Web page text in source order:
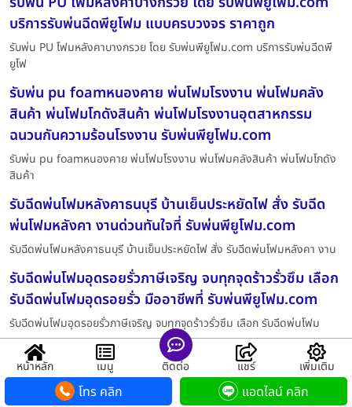
บริการรับพ่นฉีดพียูโฟม แบบครบวงจร ราคาถูก
รับพ่น PU โฟมหลังคาบางกรวย โดย รับพ่นพียูโฟม.com บริการรับพ่นฉีดพี
ยูโฟ
รับพ่น pu foamหนองคาย พ่นโฟมโรงงาน พ่นโฟมคลัง
สินค้า พ่นโฟมโกดังสินค้า พ่นโฟมโรงงานอุตสาหกรรม
ฉนวนกันความร้อนโรงงาน รับพ่นพียูโฟม.com
รับพ่น pu foamหนองคาย พ่นโฟมโรงงาน พ่นโฟมคลังสินค้า พ่นโฟมโกดัง
สินค้า
รับฉีดพ่นโฟมหลังคาธนบุรี บ้านเย็นประหยัดไฟ สั่ง รับฉีด
พ่นโฟมหลังคา งานด่วนทันใจที่ รับพ่นพียูโฟม.com
รับฉีดพ่นโฟมหลังคาธนบุรี บ้านเย็นประหยัดไฟ สั่ง รับฉีดพ่นโฟมหลังคา งาน
รับฉีดพ่นโฟมอุดรอยรั่วภาษีเจริญ จบทุกจุดร้าวรั่วซึม เลือก
รับฉีดพ่นโฟมอุดรอยรั่ว มืออาชีพที่ รับพ่นพียูโฟม.com
รับฉีดพ่นโฟมอุดรอยรั่วภาษีเจริญ จบทุกจุดร้าวรั่วซึม เลือก รับฉีดพ่นโฟม
รับพ่นโฟมกันความร้อนไทรน้อย โดย รับพ่นพียูโฟม.com
บริการรับพ่นฉีดพียูโฟม แบบครบวงจร ราคาถูก
รับพ่นโฟมกันความร้อนไทรน้อย โดย รับพ่นพียูโฟม.com บริการรับพ่นฉีดพียูโ
หน้าหลัก เมนู ติดต่อ แชร์ เพิ่มเติม
โทร คลิก แอดไลน์ คลิก